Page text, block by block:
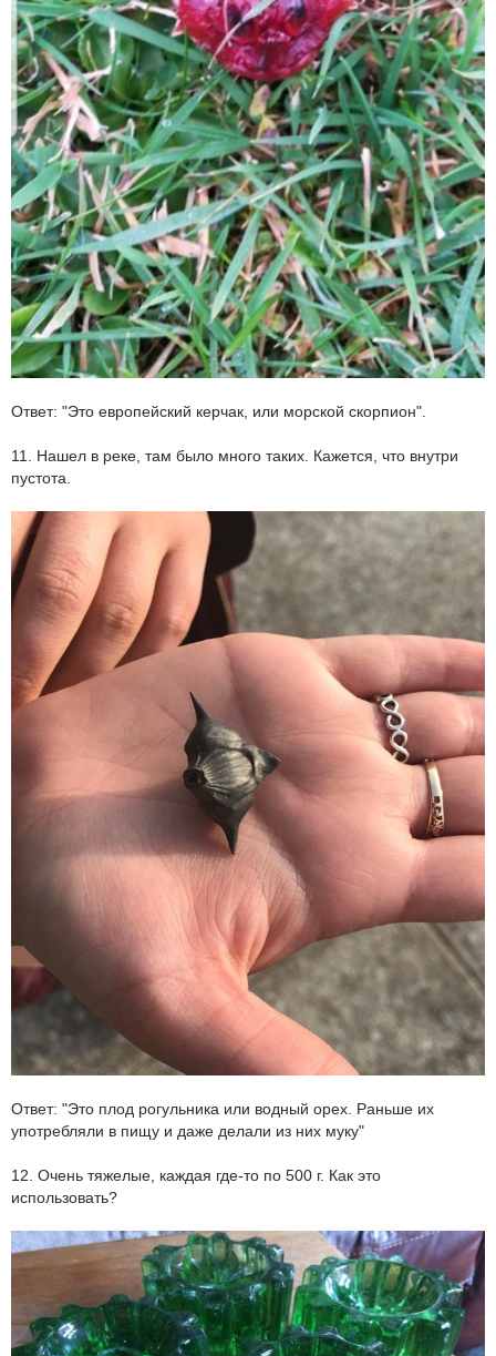
Ответ: "Это европейский керчак, или морской скорпион".
11. Нашел в реке, там было много таких. Кажется, что внутри
пустота.
Ответ: "Это плод рогульника или водный орех. Раньше их
употребляли в пищу и даже делали из них муку"
12. Очень тяжелые, каждая где-то по 500 г. Как это
использовать?